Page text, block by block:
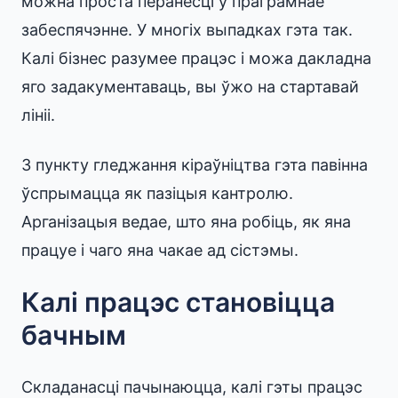
забеспячэнне. У многіх выпадках гэта так.
Калі бізнес разумее працэс і можа дакладна
яго задакументаваць, вы ўжо на стартавай
лініі.
З пункту гледжання кіраўніцтва гэта павінна
ўспрымацца як пазіцыя кантролю.
Арганізацыя ведае, што яна робіць, як яна
працуе і чаго яна чакае ад сістэмы.
Калі працэс становіцца
бачным
Складанасці пачынаюцца, калі гэты працэс